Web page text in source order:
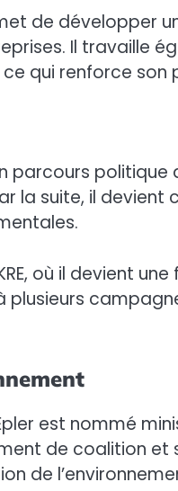
de développer
Il travaille
qui renforce son
parcours
la suite, il
où il devient
plusieurs
est nommé
de coalition et
de